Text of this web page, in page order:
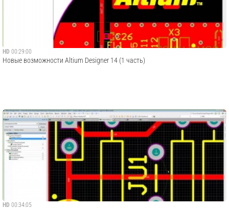
HD 00:29:00
Новые возможности Altium Designer 14 (1 часть)
HD 00:34:05